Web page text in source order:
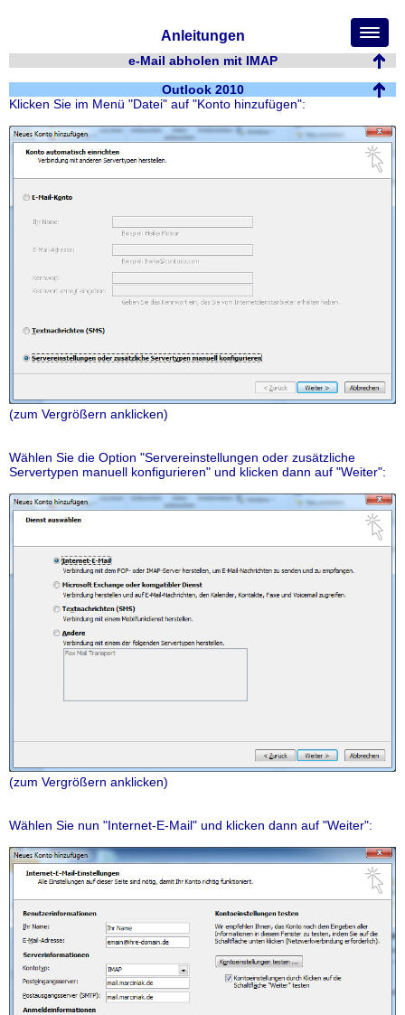
Anleitungen
e-Mail abholen mit IMAP
Outlook 2010
Klicken Sie im Menü "Datei" auf "Konto hinzufügen":
(zum Vergrößern anklicken)
Wählen Sie die Option "Servereinstellungen oder zusätzliche
Servertypen manuell konfigurieren" und klicken dann auf "Weiter":
(zum Vergrößern anklicken)
Wählen Sie nun "Internet-E-Mail" und klicken dann auf "Weiter":